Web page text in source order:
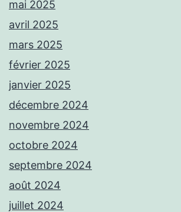
mai 2025
avril 2025
mars 2025
février 2025
janvier 2025
décembre 2024
novembre 2024
octobre 2024
septembre 2024
août 2024
juillet 2024